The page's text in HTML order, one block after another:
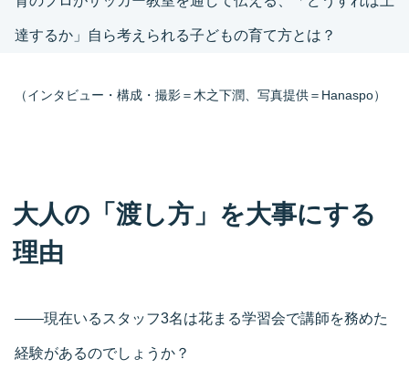
達するか」自ら考えられる子どもの育て方とは？
（インタビュー・構成・撮影＝木之下潤、写真提供＝Hanaspo）
大人の「渡し方」を大事にする
理由
――現在いるスタッフ3名は花まる学習会で講師を務めた
経験があるのでしょうか？